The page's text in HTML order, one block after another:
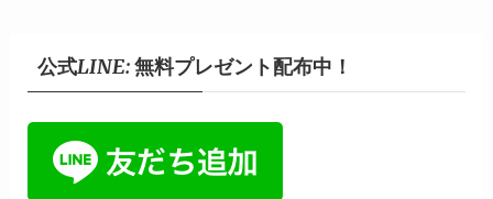
公式LINE: 無料プレゼント配布中！